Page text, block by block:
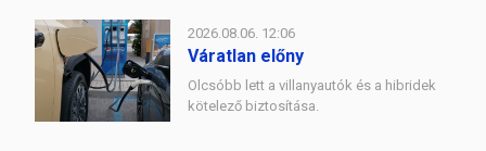
2026.08.06. 12:06
Váratlan előny
Olcsóbb lett a villanyautók és a hibridek
kötelező biztosítása.